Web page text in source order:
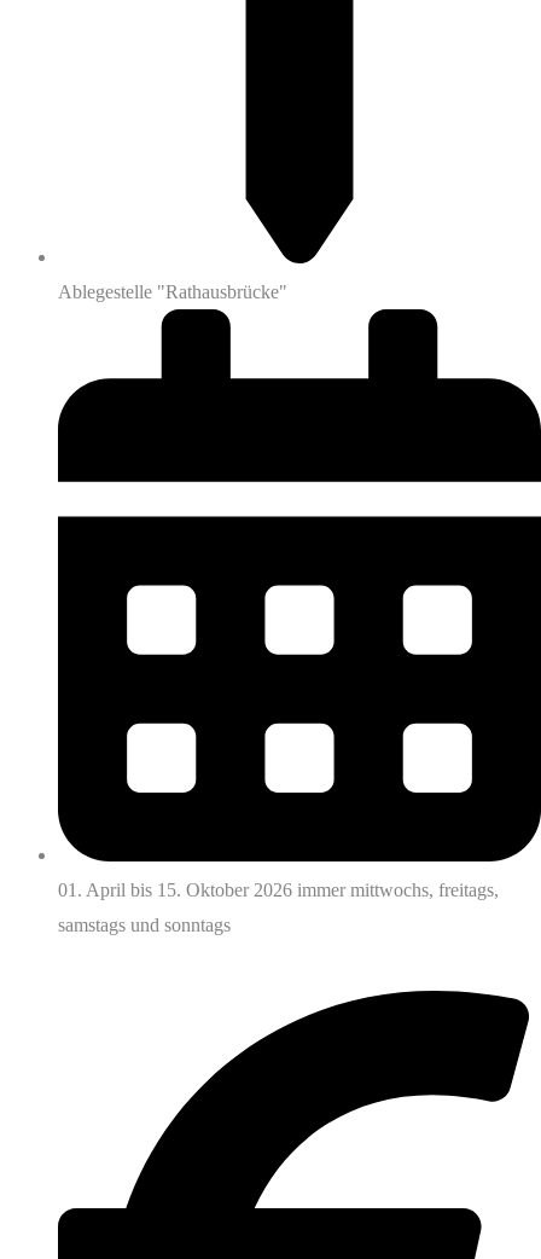
Ablegestelle "Rathausbrücke"
01. April bis 15. Oktober 2026 immer mittwochs, freitags,
samstags und sonntags